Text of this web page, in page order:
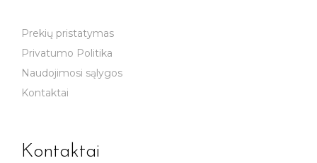
Prekių pristatymas
Privatumo Politika
Naudojimosi sąlygos
Kontaktai
Kontaktai